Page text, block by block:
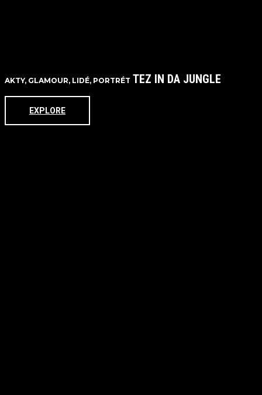
AKTY, GLAMOUR, LIDÉ, PORTRÉT TEZ IN DA JUNGLE
EXPLORE